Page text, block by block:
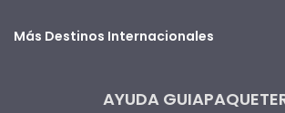
Más Destinos Internacionales
AYUDA